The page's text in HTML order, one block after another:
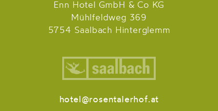
Enn Hotel GmbH & Co KG
Mühlfeldweg 369
5754 Saalbach Hinterglemm
hotel@rosentalerhof.at